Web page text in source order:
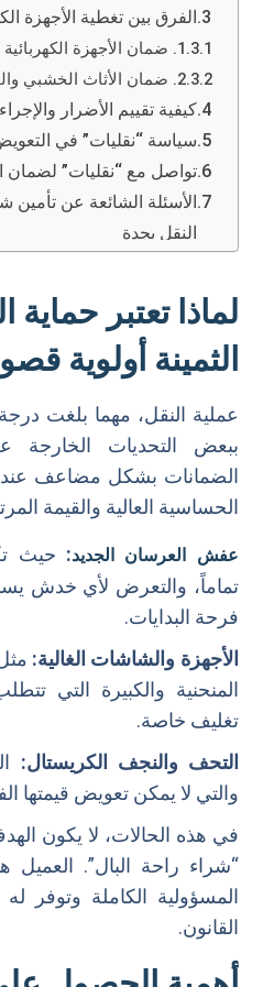
الفرق بين تغطية الأجهزة
1. ضمان الأجهزة الكهربائية والإلكترونيات
2. ضمان الأثاث الخشبي والموبيليا
كيفية تقييم الأضرار
سياسة “نقليات” في
تواصل مع “نقليات” لضمان
الأسئلة الشائعة عن تأمين
النقل بجدة
التغليف؟
ما هي المدة المستغرقة
في حال الكسر؟
لماذا تعتبر حماية
الثمينة أولوية
عملية النقل، مهما بلغت
ببعض التحديات الخارجة
الضمانات بشكل مضاعف
الحساسية العالية والقيمة
عفش العرسان الجديد: حيث
تماماً، والتعرض لأي خدش
فرحة البدايات.
الأجهزة والشاشات الغالية:
المنحنية والكبيرة التي
تغليف خاصة.
التحف والنجف الكريستال:
والتي لا يمكن تعويض قيمتها
في هذه الحالات، لا يكون
“شراء راحة البال”.
المسؤولية الكاملة وتوفر
القانون.